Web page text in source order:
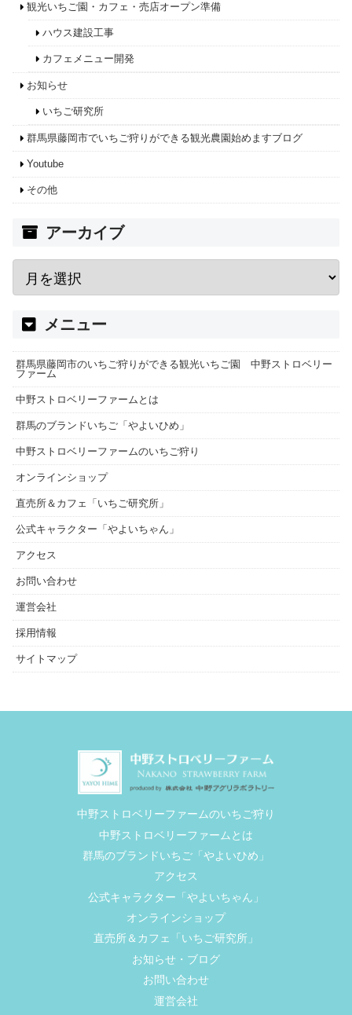
観光いちご園・カフェ・売店オープン準備
ハウス建設工事
カフェメニュー開発
お知らせ
いちご研究所
群馬県藤岡市でいちご狩りができる観光農園始めますブログ
Youtube
その他
アーカイブ
メニュー
群馬県藤岡市のいちご狩りができる観光いちご園 中野ストロベリー
ファーム
中野ストロベリーファームとは
群馬のブランドいちご「やよいひめ」
中野ストロベリーファームのいちご狩り
オンラインショップ
直売所＆カフェ「いちご研究所」
公式キャラクター「やよいちゃん」
アクセス
お問い合わせ
運営会社
採用情報
サイトマップ
中野ストロベリーファームのいちご狩り
中野ストロベリーファームとは
群馬のブランドいちご「やよいひめ」
アクセス
公式キャラクター「やよいちゃん」
オンラインショップ
直売所＆カフェ「いちご研究所」
お知らせ・ブログ
お問い合わせ
運営会社